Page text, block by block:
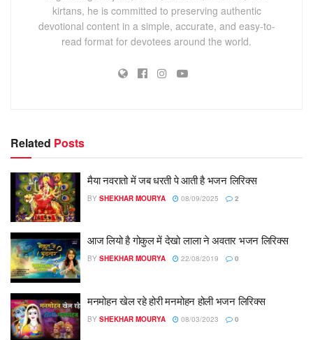
kirtans, he is committed to preserving authentic
devotional content in a simple, accurate, and easy-to-
read format for devotees around the world.
Related Posts
मैया नवरातो में जब धरती पे आती है भजन लिरिक्स
BY SHEKHAR MOURYA 08/09/2025 2
आज लियो है गोकुल में देखो लाला ने अवतार भजन लिरिक्स
BY SHEKHAR MOURYA 22/08/2019 0
मनमोहन खेल रहे होरी मनमोहन होली भजन लिरिक्स
BY SHEKHAR MOURYA 08/03/2023 0